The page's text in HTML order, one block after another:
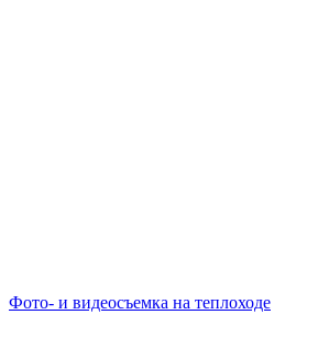
Фото- и видеосъемка на теплоходе